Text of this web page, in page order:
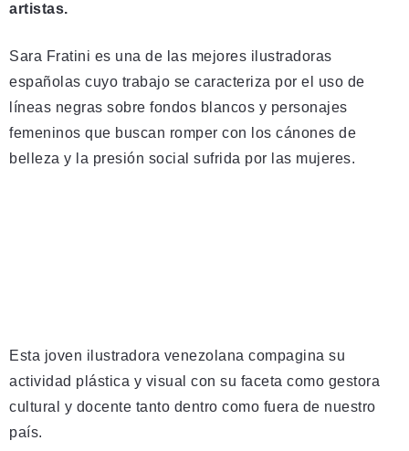
artistas.
Sara Fratini es una de las mejores ilustradoras
españolas cuyo trabajo se caracteriza por el uso de
líneas negras sobre fondos blancos y personajes
femeninos que buscan romper con los cánones de
belleza y la presión social sufrida por las mujeres.
Esta joven ilustradora venezolana compagina su
actividad plástica y visual con su faceta como gestora
cultural y docente tanto dentro como fuera de nuestro
país.